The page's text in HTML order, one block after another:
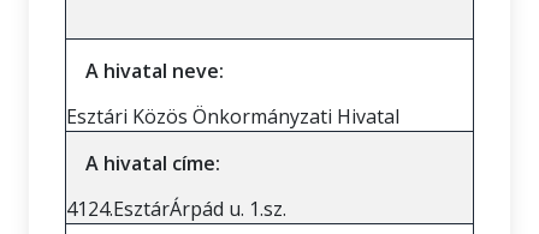
A hivatal neve:
Esztári Közös Önkormányzati Hivatal
A hivatal címe:
4124.EsztárÁrpád u. 1.sz.